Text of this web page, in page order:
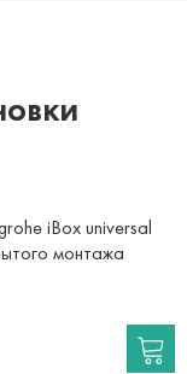
iBox universal
монтажа